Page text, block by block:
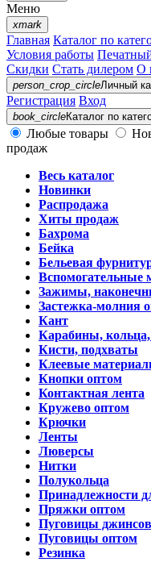
Меню
xmark
Главная Каталог по
Условия работы
Скидки Стать дилером О
person_crop_circleЛичный
Регистрация Вход
book_circleКаталог по
Любые товары
продаж
Весь каталог
Новинки
Распродажа
Хиты продаж
Бахрома
Бейка
Бельевая
Вспомогательные
Зажимы,
Застежка-молния
Кант
Карабины,
Кисти, подхваты
Клеевые
Кнопки оптом
Контактная лента
Кружево оптом
Крючки
Ленты
Люверсы
Нитки
Полукольца
Принадлежности
Пряжки оптом
Пуговицы
Пуговицы оптом
Резинка